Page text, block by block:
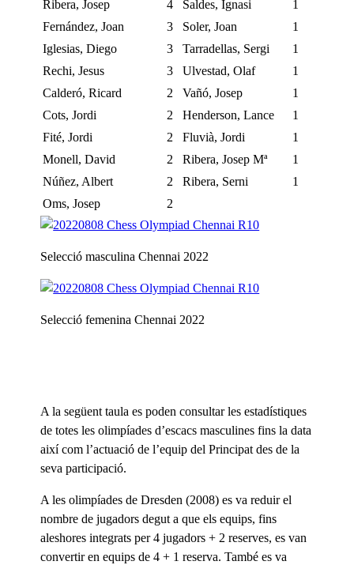
Ribera, Josep 4 Saldes, Ignasi
1
Fernández, Joan
3 Soler, Joan
1
Iglesias, Diego
3 Tarradellas, Sergi
1
Rechi, Jesus
3 Ulvestad, Olaf
1
Calderó, Ricard
2 Vañó, Josep
1
Cots, Jordi
2 Henderson, Lance
1
Fité, Jordi
2 Fluvià, Jordi
1
Monell, David
2 Ribera, Josep Mª
1
Núñez, Albert
2 Ribera, Serni
1
Oms, Josep
2
Selecció masculina Chennai 2022
Selecció femenina Chennai 2022
A la següent taula es poden consultar les estadístiques
de totes les olimpíades d’escacs masculines fins la data
així com l’actuació de l’equip del Principat des de la
seva participació.
A les olimpíades de Dresden (2008) es va reduir el
nombre de jugadors degut a que els equips, fins
aleshores integrats per 4 jugadors + 2 reserves, es van
convertir en equips de 4 + 1 reserva. També es va